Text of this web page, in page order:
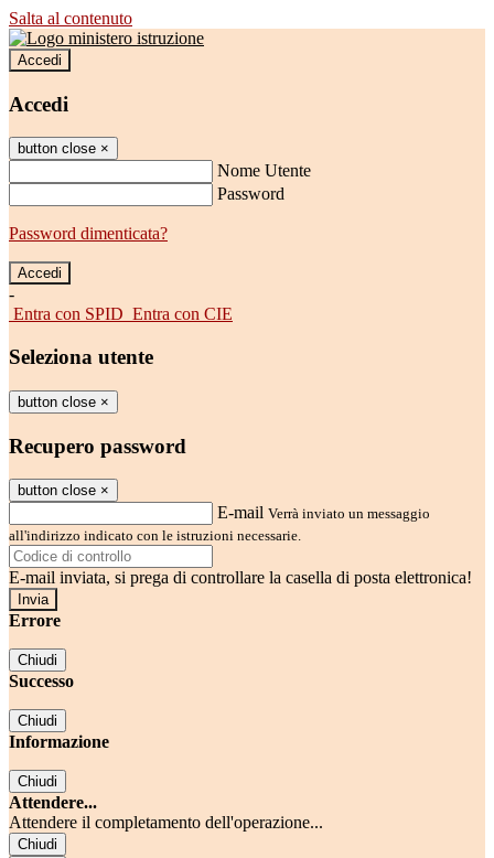
Salta al contenuto
Accedi
Accedi
button close ×
Nome Utente
Password
Password dimenticata?
-
Entra con SPID Entra con CIE
Seleziona utente
button close ×
Recupero password
button close ×
E-mail Verrà inviato un messaggio
all'indirizzo indicato con le istruzioni necessarie.
E-mail inviata, si prega di controllare la casella di posta elettronica!
Errore
Chiudi
Successo
Chiudi
Informazione
Chiudi
Attendere...
Attendere il completamento dell'operazione...
Chiudi